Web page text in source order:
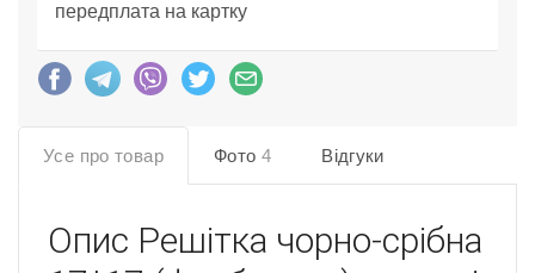
передплата на картку
Усе про товар Фото 4 Відгуки
Опис Решітка чорно-срібна